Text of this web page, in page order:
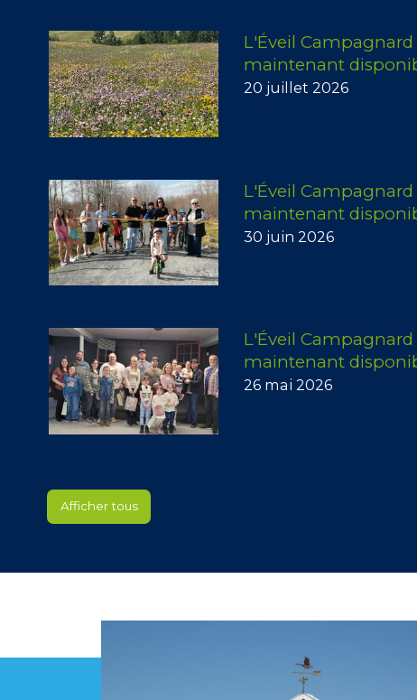
L'Éveil
maintenant
20 juillet 2026
L'Éveil
maintenant
30 juin 2026
L'Éveil
maintenant
26 mai 2026
Afficher tous